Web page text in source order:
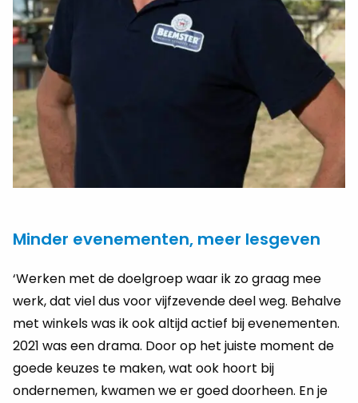
Minder evenementen, meer lesgeven
‘Werken met de doelgroep waar ik zo graag mee
werk, dat viel dus voor vijfzevende deel weg. Behalve
met winkels was ik ook altijd actief bij evenementen.
2021 was een drama. Door op het juiste moment de
goede keuzes te maken, wat ook hoort bij
ondernemen, kwamen we er goed doorheen. En je